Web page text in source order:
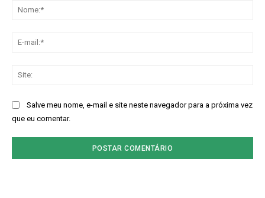
Salve meu nome, e-mail e site neste navegador para a próxima vez
que eu comentar.